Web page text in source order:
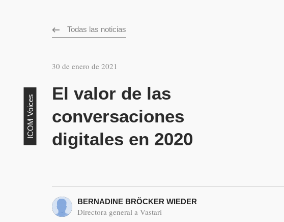
Todas las noticias
30 de enero de 2021
ICOM Voices
El valor de las
conversaciones
digitales en 2020
BERNADINE BRÖCKER WIEDER
Directora general a Vastari